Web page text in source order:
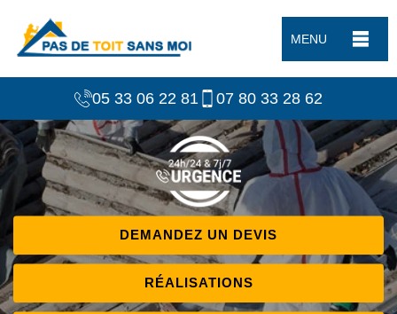
MENU
05 33 06 22 81 07 80 33 28 62
DEMANDEZ UN DEVIS
RÉALISATIONS